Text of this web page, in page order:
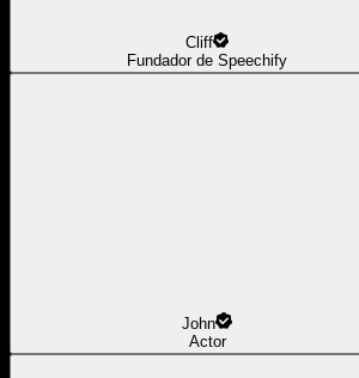
Cliff
Fundador de Speechify
John
Actor